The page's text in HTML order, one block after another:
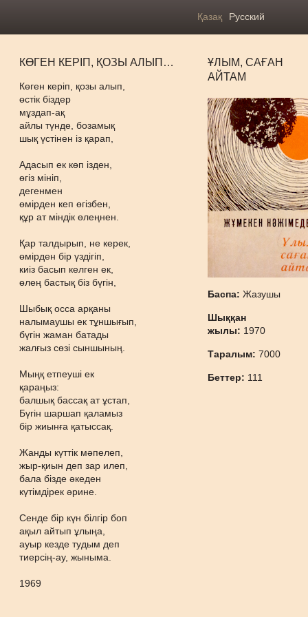
Қазақ Русский
КӨГЕН КЕРІП, ҚОЗЫ АЛЫП…
Көген керіп, қозы алып,
өстік біздер
мұздап-ақ
айлы түнде, бозамық
шық үстінен із қарап,
Адасып ек көп ізден,
өгіз мініп,
дегенмен
өмірден кеп өгізбен,
құр ат міндік өлеңнен.
Қар талдырып, не керек,
өмірден бір үздігіп,
киіз басып келген ек,
өлең бастық біз бүгін,
Шыбық осса арқаны
налымаушы ек тұншығып,
бүгін жаман батады
жалғыз сөзі сыншының.
Мыңқ етпеуші ек
қараңыз:
балшық бассақ ат ұстап,
Бүгін шаршап қаламыз
бір жиынға қатыссақ.
Жанды күттік мәпелеп,
жыр-қиын деп зар илеп,
бала бізде әкеден
күтімдірек әрине.
Сенде бір күн білгір боп
ақыл айтып ұлыңа,
ауыр кезде тудым деп
тиерсің-ау, жыныма.
1969
ҰЛЫМ, САҒАН
АЙТАМ
Баспа:Жазушы
Шыққан
жылы: 1970
Таралым:7000
Беттер: 111